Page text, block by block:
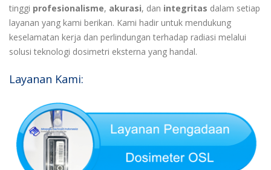
tinggi profesionalisme, akurasi, dan integritas dalam setiap
layanan yang kami berikan. Kami hadir untuk mendukung
keselamatan kerja dan perlindungan terhadap radiasi melalui
solusi teknologi dosimetri eksterna yang handal.
Layanan Kami: